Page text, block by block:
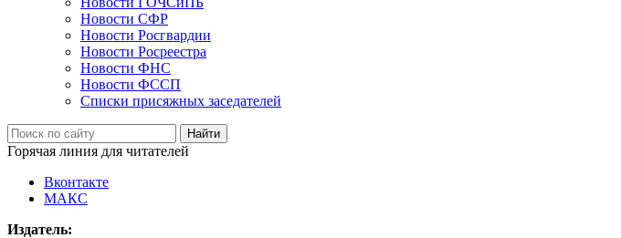
Новости СФР
Новости Росгвардии
Новости Росреестра
Новости ФНС
Новости ФССП
Списки присяжных заседателей
Горячая линия для читателей
Вконтакте
МАКС
Издатель: